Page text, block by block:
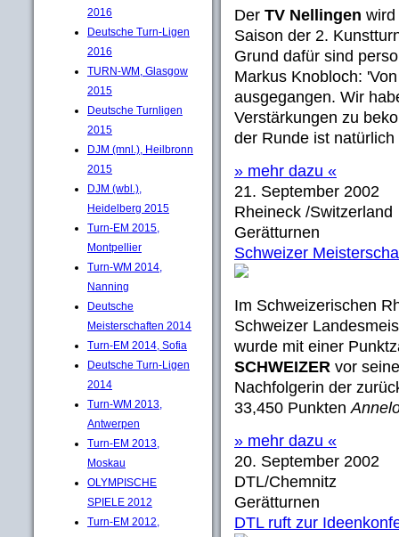
2016
Deutsche Turn-Ligen
2016
TURN-WM, Glasgow
2015
Deutsche Turnligen
2015
DJM (mnl.), Heilbronn
2015
DJM (wbl.),
Heidelberg 2015
Turn-EM 2015,
Montpellier
Turn-WM 2014,
Nanning
Deutsche
Meisterschaften 2014
Turn-EM 2014, Sofia
Deutsche Turn-Ligen
2014
Turn-WM 2013,
Antwerpen
Turn-EM 2013,
Moskau
OLYMPISCHE
SPIELE 2012
Turn-EM 2012,
Der TV Nellingen wird
Saison der 2.
Grund dafür sind
Markus Knobloch:
ausgegangen. Wir
Verstärkungen zu
der Runde ist
» mehr dazu «
21. September 2002
Rheineck /Switzerland
Gerätturnen
Schweizer
Im Schweizerischen
Schweizer
wurde mit einer
SCHWEIZER vor
Nachfolgerin der
33,450 Punkten
» mehr dazu «
20. September 2002
DTL/Chemnitz
Gerätturnen
DTL ruft zur